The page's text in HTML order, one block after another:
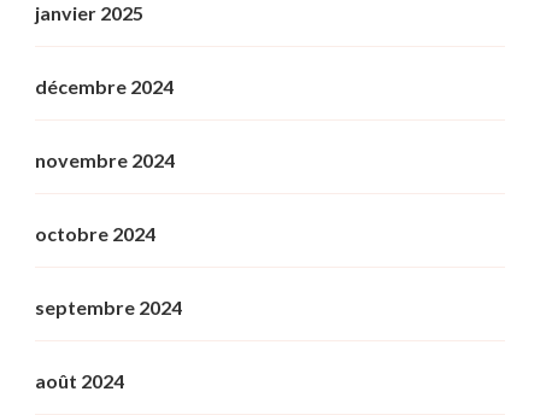
janvier 2025
décembre 2024
novembre 2024
octobre 2024
septembre 2024
août 2024